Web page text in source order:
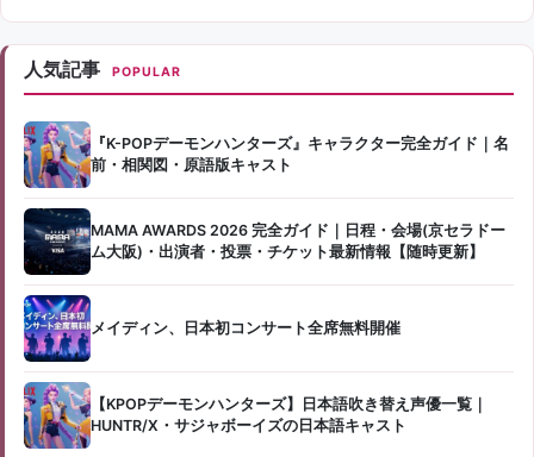
人気記事 POPULAR
『K-POPデーモンハンターズ』キャラクター完全ガイド｜名
前・相関図・原語版キャスト
MAMA AWARDS 2026 完全ガイド｜日程・会場(京セラドー
ム大阪)・出演者・投票・チケット最新情報【随時更新】
メイディン、日本初コンサート全席無料開催
【KPOPデーモンハンターズ】日本語吹き替え声優一覧｜
HUNTR/X・サジャボーイズの日本語キャスト